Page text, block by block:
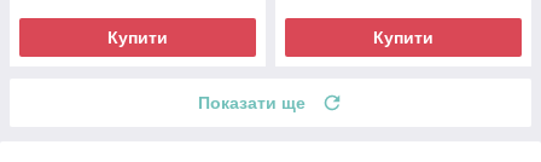
Купити Купити
Показати ще